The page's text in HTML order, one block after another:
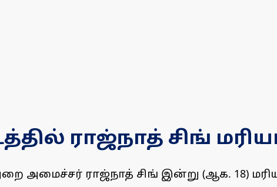
ராஜ்நாத் சிங்
அமைச்சர் ராஜ்நாத் சிங் இன்று (ஆக. 18)